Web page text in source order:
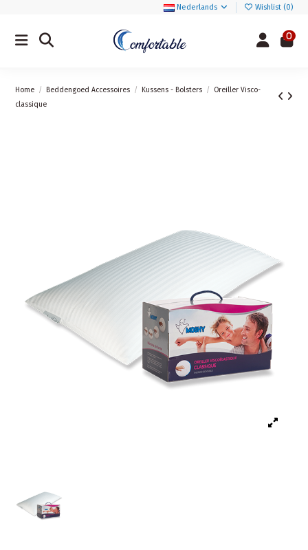
Nederlands Wishlist (0)
0
Home Beddengoed Accessoires Kussens - Bolsters
Oreiller Visco-
classique